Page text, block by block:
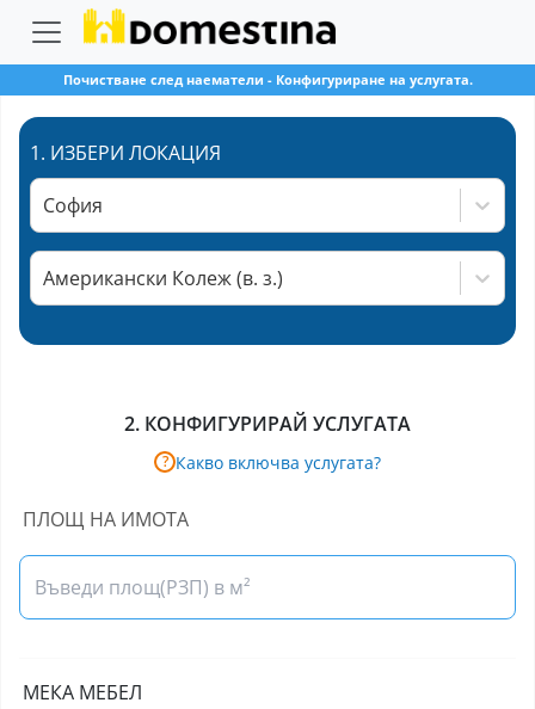
Почистване след наематели - Конфигуриране на услугата.
1. ИЗБЕРИ ЛОКАЦИЯ
София
Американски Колеж (в. з.)
2. КОНФИГУРИРАЙ УСЛУГАТА
? Какво включва услугата?
ПЛОЩ НА ИМОТА
МЕКА МЕБЕЛ